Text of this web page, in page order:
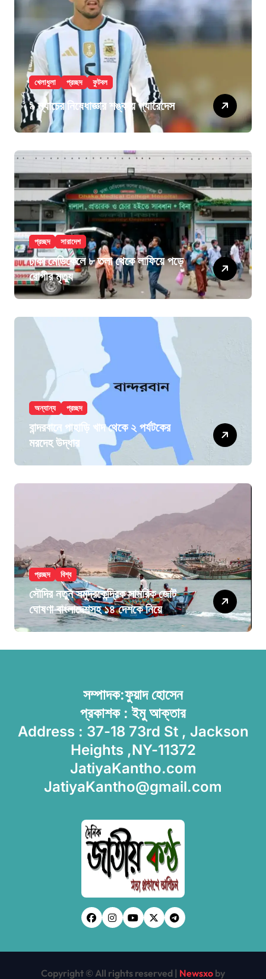
খেলাধুলা প্রচ্ছদ ফুটবল
৯ ম্যাচের নিষেধাজ্ঞার শঙ্কায় প্যারেদেস
প্রচ্ছদ সারাদেশ
ঢাকা মেডিকেলে ৮ তলা থেকে লাফিয়ে পড়ে
রোগীর মৃত্যু
অন্যান্য প্রচ্ছদ
বান্দরবানে পাহাড়ি খাদ থেকে ২ পর্যটকের
মরদেহ উদ্ধার
প্রচ্ছদ বিশ্ব
সৌদির নতুন সমুদ্রকেন্দ্রিক সামরিক জোট
ঘোষণা বাংলাদেশসহ ১৪ দেশকে নিয়ে
সম্পাদক:ফুয়াদ হোসেন
প্রকাশক : ইমু আক্তার
Address : 37-18 73rd St , Jackson
Heights ,NY-11372
JatiyaKantho.com
JatiyaKantho@gmail.com
Copyright © All rights reserved | Newsxo by